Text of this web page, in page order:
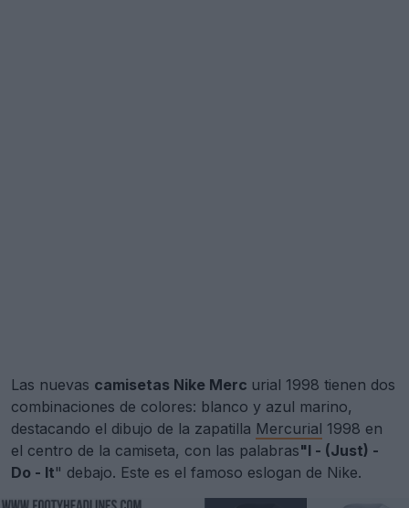
Las nuevas camisetas Nike Merc urial 1998 tienen dos
combinaciones de colores: blanco y azul marino,
destacando el dibujo de la zapatilla Mercurial 1998 en
el centro de la camiseta, con las palabras"I - (Just) -
Do - It" debajo. Este es el famoso eslogan de Nike.